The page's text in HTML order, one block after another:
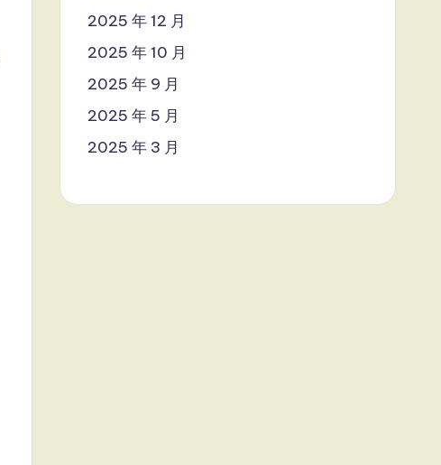
2025 年 12 月
2025 年 10 月
2025 年 9 月
2025 年 5 月
2025 年 3 月